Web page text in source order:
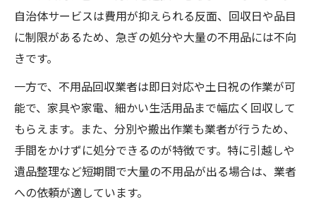
自治体サービスは費用が抑えられる反面、回収日や品目
に制限があるため、急ぎの処分や大量の不用品には不向
きです。
一方で、不用品回収業者は即日対応や土日祝の作業が可
能で、家具や家電、細かい生活用品まで幅広く回収して
もらえます。また、分別や搬出作業も業者が行うため、
手間をかけずに処分できるのが特徴です。特に引越しや
遺品整理など短期間で大量の不用品が出る場合は、業者
への依頼が適しています。